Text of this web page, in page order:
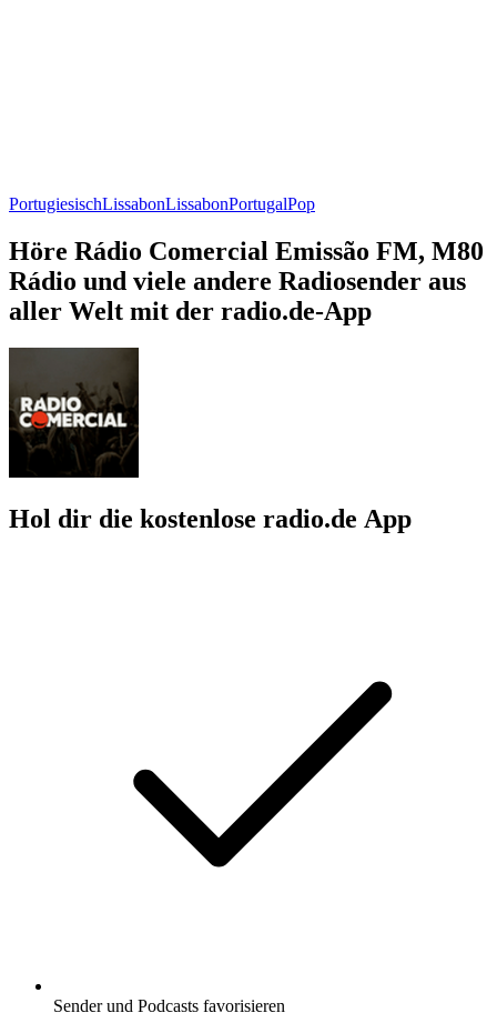
PortugiesischLissabonLissabonPortugalPop
Höre Rádio Comercial Emissão FM, M80
Rádio und viele andere Radiosender aus
aller Welt mit der radio.de-App
Hol dir die kostenlose radio.de App
Sender und Podcasts favorisieren